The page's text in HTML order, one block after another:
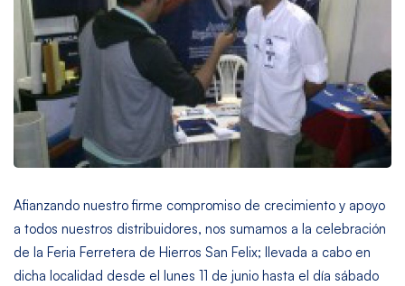
Afianzando nuestro firme compromiso de crecimiento y apoyo
a todos nuestros distribuidores, nos sumamos a la celebración
de la Feria Ferretera de Hierros San Felix; llevada a cabo en
dicha localidad desde el lunes 11 de junio hasta el día sábado